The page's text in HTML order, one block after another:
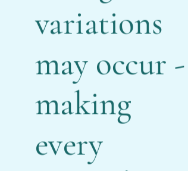
variations
may occur -
making
every